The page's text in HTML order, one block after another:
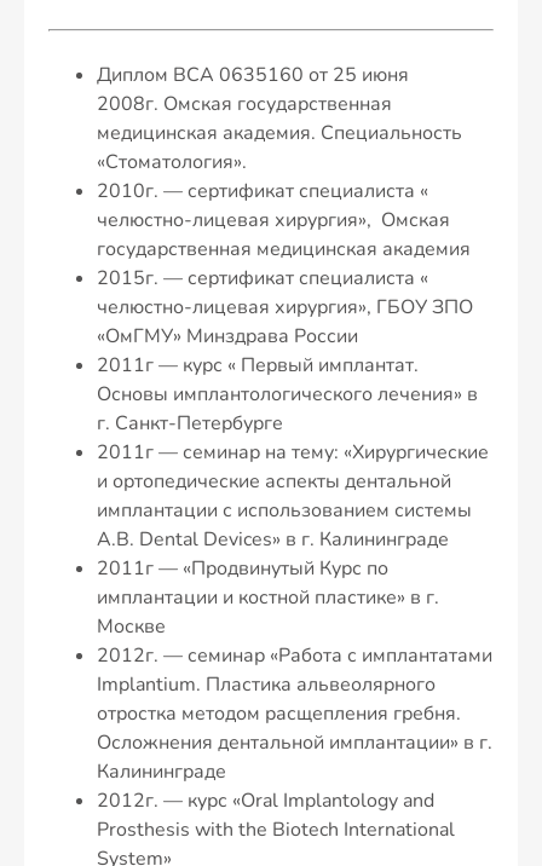
Диплом ВСА 0635160 от 25 июня
2008г. Омская государственная
медицинская академия. Специальность
«Стоматология».
2010г. — сертификат специалиста «
челюстно-лицевая хирургия», Омская
государственная медицинская академия
2015г. — сертификат специалиста «
челюстно-лицевая хирургия», ГБОУ ЗПО
«ОмГМУ» Минздрава России
2011г — курс « Первый имплантат.
Основы имплантологического лечения» в
г. Санкт-Петербурге
2011г — семинар на тему: «Хирургические
и ортопедические аспекты дентальной
имплантации с использованием системы
A.B. Dental Devices» в г. Калининграде
2011г — «Продвинутый Курс по
имплантации и костной пластике» в г.
Москве
2012г. — семинар «Работа с имплантатами
Implantium. Пластика альвеолярного
отростка методом расщепления гребня.
Осложнения дентальной имплантации» в г.
Калининграде
2012г. — курс «Oral Implantology and
Prosthesis with the Biotech International
System»